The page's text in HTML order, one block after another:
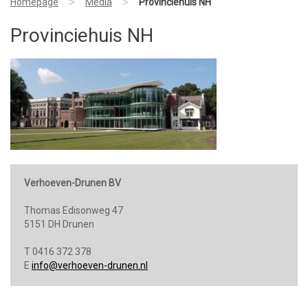
Provinciehuis NH
Verhoeven-Drunen BV
Thomas Edisonweg 47
5151 DH Drunen
T 0416 372 378
E info@verhoeven-drunen.nl